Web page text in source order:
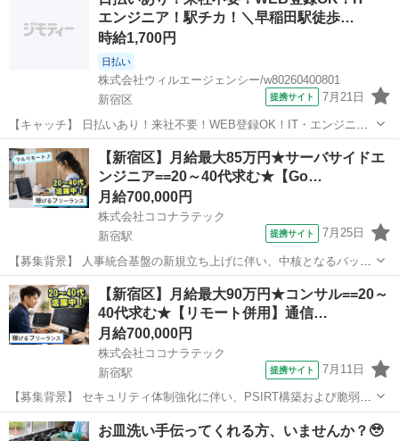
・介護記録の記入 事業所に寄ら...エンジニア！駅チカ！＼早稲田駅徒歩…
時給1,700円
日払い
株式会社ウィルエージェンシー/w80260400801
新宿区
提携サイト 7月21日
【キャッチ】 日払いあり！来社不要！WEB登録OK！IT・エンジニ
ア！駅チカ！＼早稲田駅徒歩５分／社内IT環境におけるユーザーアカ
ウント管理業務！ 【コメント】 来社不要！WEB登録でスピード採用
☆彡 ◇お給料は日払い...
東京 新宿区 エンジニア
【新宿区】月給最大85万円★サーバサイドエ
ンジニア==20～40代求む★【Go…
月給700,000円
株式会社ココナラテック
新宿駅
提携サイト 7月25日
【募集背景】 人事統合基盤の新規立ち上げに伴い、中核となるバック
エンドシステムの開発を担当するエンジニアを募集します。 【作業内
容】 人事統合基盤のバックエンドシステムにおける設計・実装を担当
していただきます。大量の人事デ...
東京 新宿区 新宿駅 エンジニア
【新宿区】月給最大90万円★コンサル==20～
40代求む★【リモート併用】通信…
月給700,000円
株式会社ココナラテック
新宿駅
提携サイト 7月11日
【募集背景】 セキュリティ体制強化に伴い、PSIRT構築および脆弱性
診断内製化を推進するための支援体制を強化するための募集です。
【作業内容】 セキュリティ体制強化に向けたPSIRT体制の構築および
東京 新宿区 新宿駅 エンジニア
お皿洗い手伝ってくれる方、いませんか？🥹